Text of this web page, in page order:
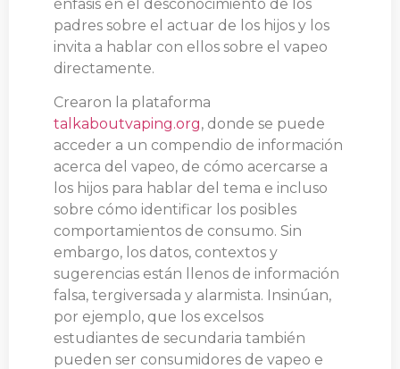
énfasis en el desconocimiento de los
padres sobre el actuar de los hijos y los
invita a hablar con ellos sobre el vapeo
directamente.
Crearon la plataforma
talkaboutvaping.org, donde se puede
acceder a un compendio de información
acerca del vapeo, de cómo acercarse a
los hijos para hablar del tema e incluso
sobre cómo identificar los posibles
comportamientos de consumo. Sin
embargo, los datos, contextos y
sugerencias están llenos de información
falsa, tergiversada y alarmista. Insinúan,
por ejemplo, que los excelsos
estudiantes de secundaria también
pueden ser consumidores de vapeo e